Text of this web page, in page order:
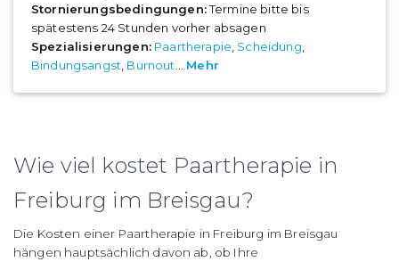
Stornierungsbedingungen:Termine bitte bis
spätestens 24 Stunden vorher absagen
Spezialisierungen: Paartherapie Scheidung
Bindungsangst Burnout Mehr
Wie viel kostet Paartherapie in
Freiburg im Breisgau?
Die Kosten einer Paartherapie in Freiburg im Breisgau
hängen hauptsächlich davon ab, ob Ihre